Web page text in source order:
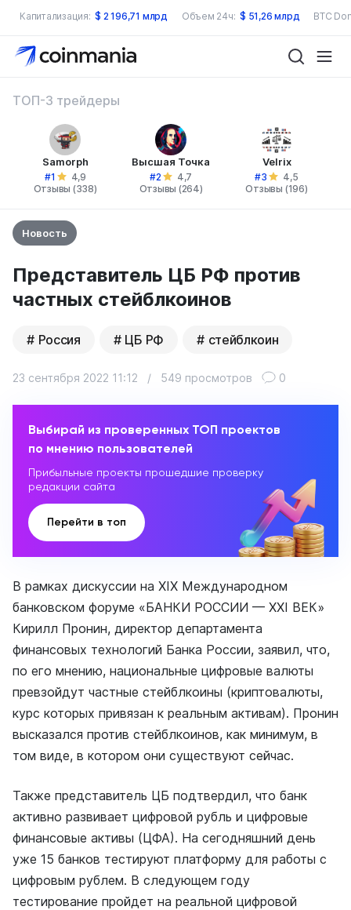
Капитализация: $ 2 196,71 млрд Объем 24ч: $ 51,26 млрд BTC
ТОП-3 трейдеры
Samorph
#1
4,9
Отзывы (338)
Высшая Точка
#2
4,7
Отзывы (264)
Velrix
#3
4,5
Отзывы (196)
Новость
Представитель ЦБ РФ против
частных стейблкоинов
Россия ЦБ РФ стейблкоин
23 сентября 2022 11:12 / 549 просмотров 0
Выбирай из проверенных ТОП проектов
по мнению пользователей
Прибыльные проекты прошедшие проверку
редакции сайта
Перейти в топ
В рамках дискуссии на XIX Международном
банковском форуме «БАНКИ РОССИИ — XXI ВЕК»
Кирилл Пронин, директор департамента
финансовых технологий Банка России, заявил, что,
по его мнению, национальные цифровые валюты
превзойдут частные стейблкоины (криптовалюты,
курс которых привязан к реальным активам). Пронин
высказался против стейблкоинов, как минимум, в
том виде, в котором они существуют сейчас.
Также представитель ЦБ подтвердил, что банк
активно развивает цифровой рубль и цифровые
финансовые активы (ЦФА). На сегодняшний день
уже 15 банков тестируют платформу для работы с
цифровым рублем. В следующем году
тестирование пройдет на реальной цифровой